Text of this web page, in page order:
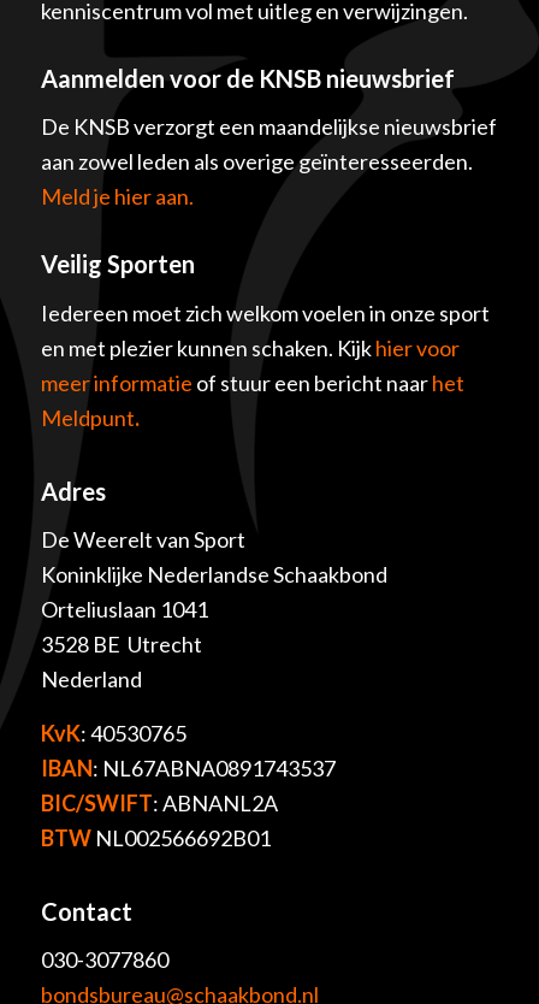
kenniscentrum vol met uitleg en verwijzingen.
Aanmelden voor de KNSB nieuwsbrief
De KNSB verzorgt een maandelijkse nieuwsbrief
aan zowel leden als overige geïnteresseerden.
Meld je hier aan.
Veilig Sporten
Iedereen moet zich welkom voelen in onze sport
en met plezier kunnen schaken. Kijkhier voor
meer informatie of stuur een bericht naarhet
Meldpunt.
Adres
De Weerelt van Sport
Koninklijke Nederlandse Schaakbond
Orteliuslaan 1041
3528 BE Utrecht
Nederland
KvK: 40530765
IBAN: NL67ABNA0891743537
BIC/SWIFT: ABNANL2A
BTWNL002566692B01
Contact
030-3077860
bondsbureau@schaakbond.nl